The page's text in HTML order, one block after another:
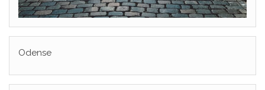
Odense